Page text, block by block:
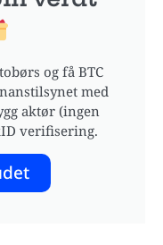
og få BTC
med
aktør (ingen
verifisering.